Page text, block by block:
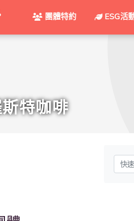
團體特約 ESG活
特咖啡